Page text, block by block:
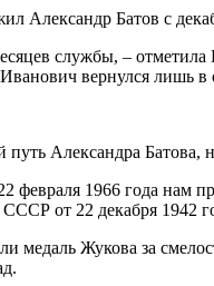
Батов с
службы, –
вернулся лишь в
Александра Батова,
1966 года нам
от 22 декабря 1942
Жукова за